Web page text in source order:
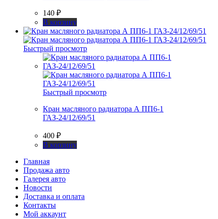
140 ₽
В корзину
Быстрый просмотр
Быстрый просмотр
Кран масляного радиатора А ПП6-1
ГАЗ-24/12/69/51
400 ₽
В корзину
Главная
Продажа авто
Галерея авто
Новости
Доставка и оплата
Контакты
Мой аккаунт